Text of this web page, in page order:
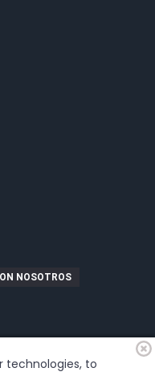
NOSOTROS
technologies, to